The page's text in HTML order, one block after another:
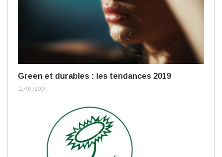
Green et durables : les tendances 2019
12/03/2019